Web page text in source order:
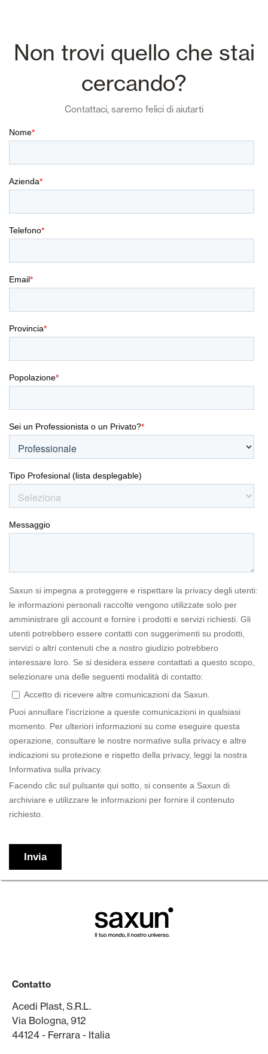
Non trovi quello che stai
cercando?
Contattaci, saremo felici di aiutarti
Contatto
Acedi Plast, S.R.L.
Via Bologna, 912
44124 - Ferrara - Italia